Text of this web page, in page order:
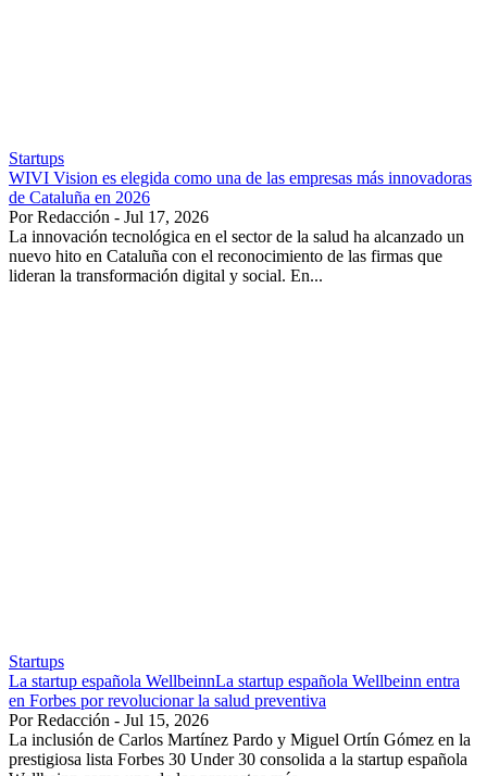
Startups
WIVI Vision es elegida como una de las empresas más innovadoras
de Cataluña en 2026
Por Redacción - Jul 17, 2026
La innovación tecnológica en el sector de la salud ha alcanzado un
nuevo hito en Cataluña con el reconocimiento de las firmas que
lideran la transformación digital y social. En...
Startups
La startup española WellbeinnLa startup española Wellbeinn entra
en Forbes por revolucionar la salud preventiva
Por Redacción - Jul 15, 2026
La inclusión de Carlos Martínez Pardo y Miguel Ortín Gómez en la
prestigiosa lista Forbes 30 Under 30 consolida a la startup española